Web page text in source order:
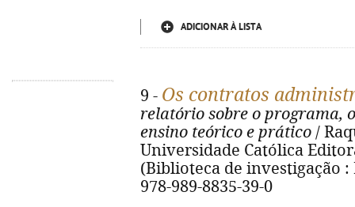
ADICIONAR À LISTA
9 - Os contratos
relatório sobre o programa,
ensino teórico e prático /
Universidade Católica
(Biblioteca de investigação
978-989-8835-39-0